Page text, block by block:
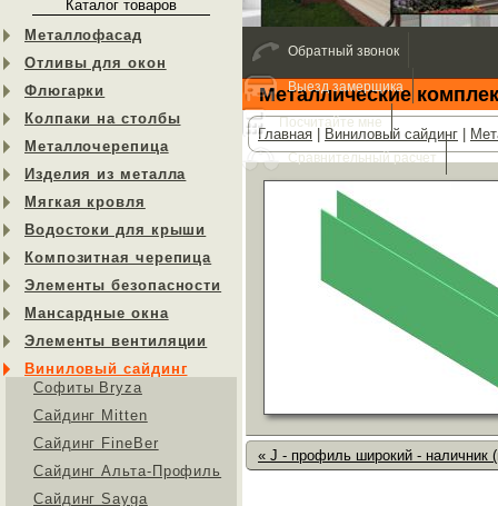
Каталог товаров
Металлофасад
Отливы для окон
Флюгарки
Колпаки на столбы
Металлочерепица
Изделия из металла
Мягкая кровля
Водостоки для крыши
Композитная черепица
Элементы безопасности
Мансардные окна
Элементы вентиляции
Виниловый сайдинг
Софиты Bryza
Сайдинг Mitten
Сайдинг FineBer
Сайдинг Альта-Профиль
Сайдинг Sayga
Металлические
Главная Виниловый сайдинг
« J - профиль широкий - наличник
Обратный звонок
Выезд замерщика
Посчитайте мне
Сравнительный расчет